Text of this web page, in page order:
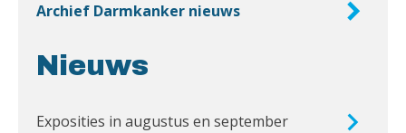
Archief Darmkanker nieuws
Nieuws
Exposities in augustus en september